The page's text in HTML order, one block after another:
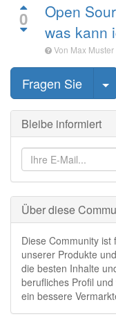
0
Open
was kann
Von Max Muster
Fragen Sie
Bleibe informiert
Über diese
Diese Community
unserer Produkte
die besten Inhalte
berufliches Profil
ein bessere